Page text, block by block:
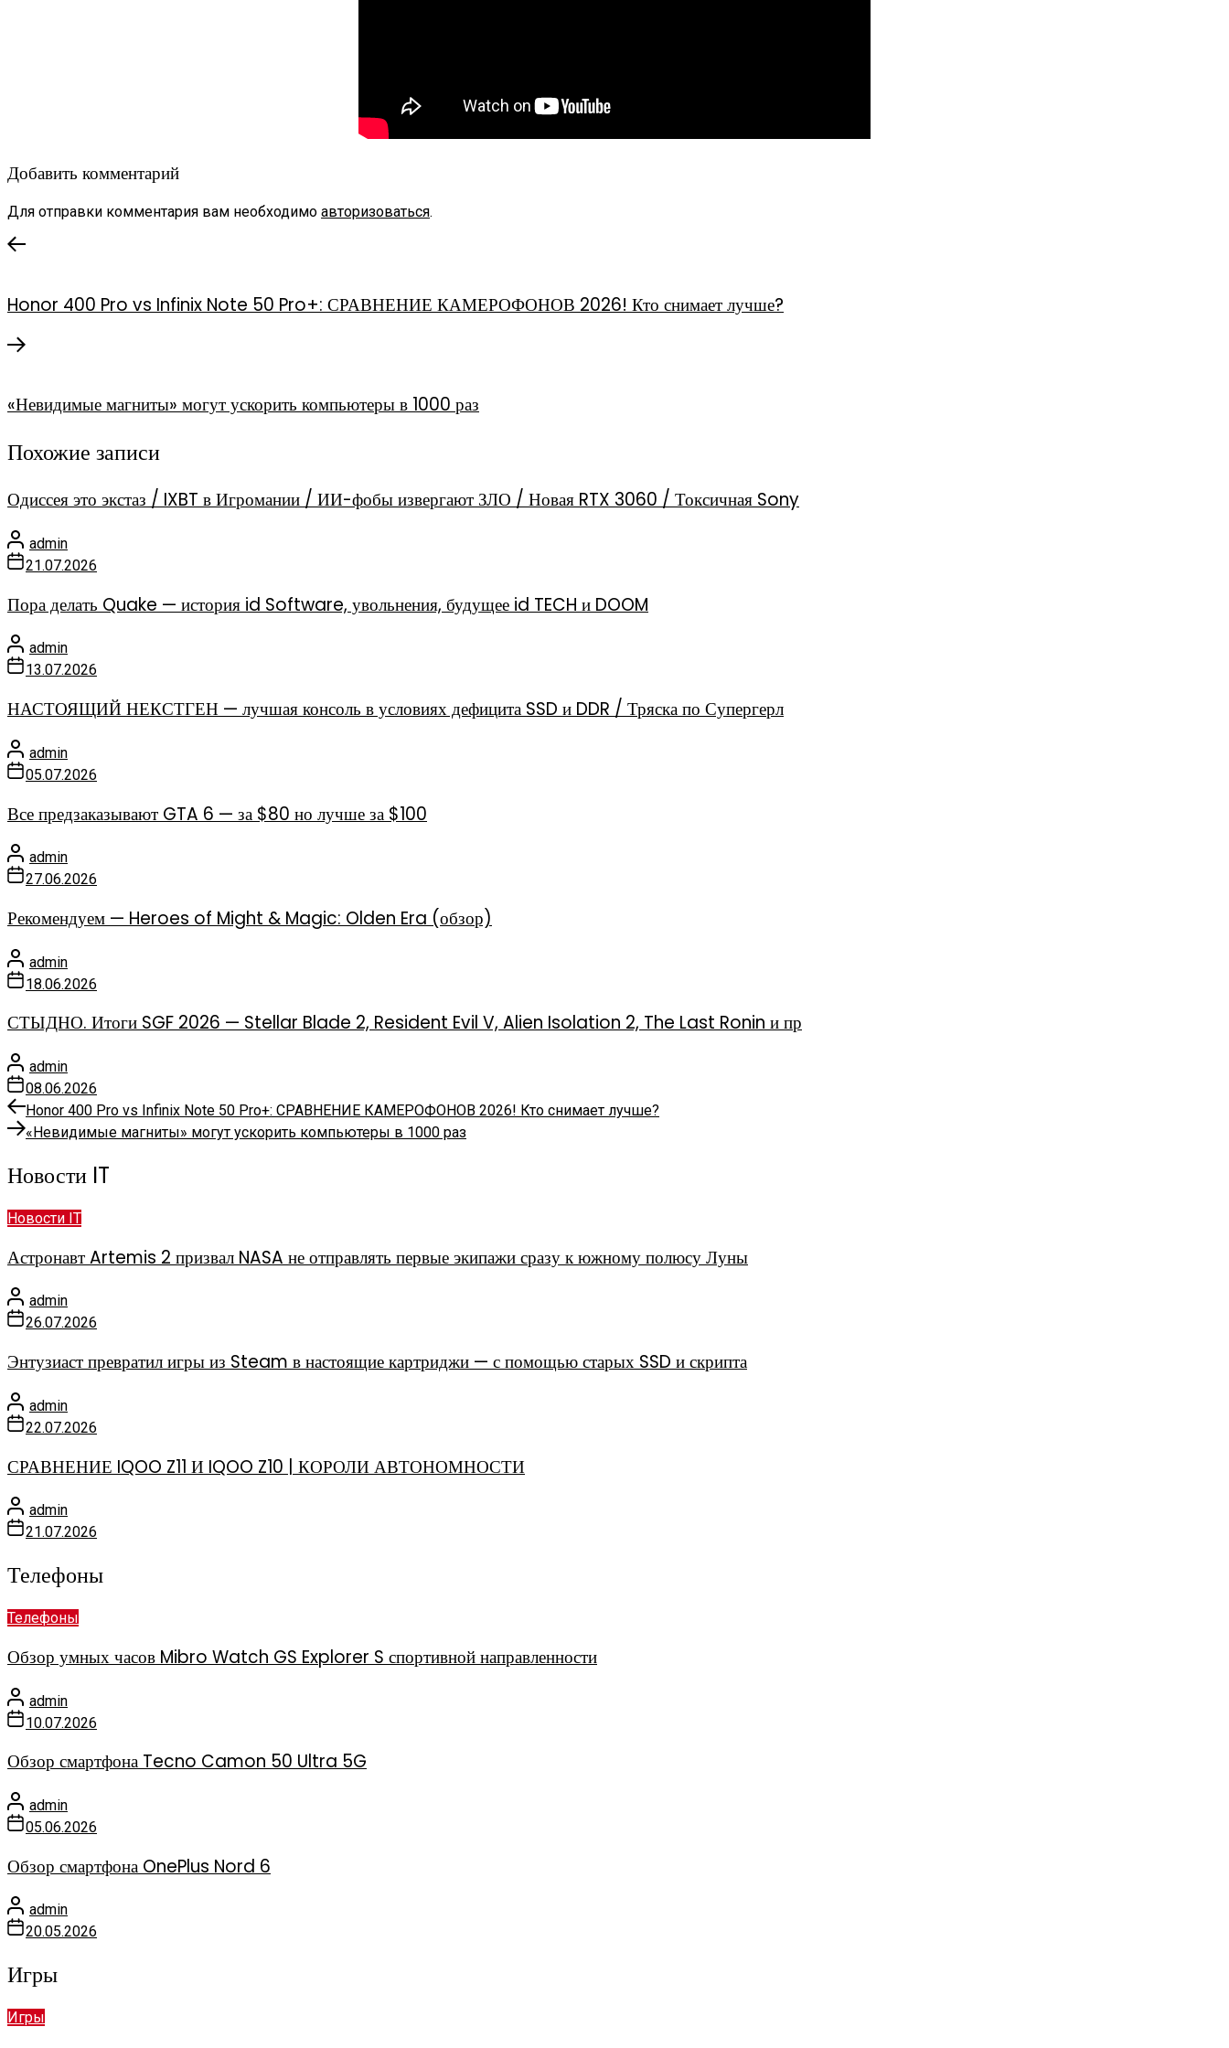
Добавить комментарий
Для отправки комментария вам необходимо авторизоваться.
Honor 400 Pro vs Infinix Note 50 Pro+: СРАВНЕНИЕ КАМЕРОФОНОВ 2026! Кто снимает лучше?
«Невидимые магниты» могут ускорить компьютеры в 1000 раз
Похожие записи
Одиссея это экстаз / IXBT в Игромании / ИИ-фобы извергают ЗЛО / Новая RTX 3060 / Токсичная Sony
admin
21.07.2026
Пора делать Quake — история id Software, увольнения, будущее id TECH и DOOM
admin
13.07.2026
НАСТОЯЩИЙ НЕКСТГЕН — лучшая консоль в условиях дефицита SSD и DDR / Тряска по Супергерл
admin
05.07.2026
Все предзаказывают GTA 6 — за $80 но лучше за $100
admin
27.06.2026
Рекомендуем — Heroes of Might & Magic: Olden Era (обзор)
admin
18.06.2026
СТЫДНО. Итоги SGF 2026 — Stellar Blade 2, Resident Evil V, Alien Isolation 2, The Last Ronin и пр
admin
08.06.2026
Навигация
по
записям
Предыдущая
запись:
Honor 400 Pro vs Infinix Note 50 Pro+: СРАВНЕНИЕ КАМЕРОФОНОВ 2026! Кто снимает лучше?
Следующая
запись:
«Невидимые магниты» могут ускорить компьютеры в 1000 раз
Новости IT
Новости IT
Астронавт Artemis 2 призвал NASA не отправлять первые экипажи сразу к южному полюсу Луны
admin
26.07.2026
Энтузиаст превратил игры из Steam в настоящие картриджи — с помощью старых SSD и скрипта
admin
22.07.2026
СРАВНЕНИЕ IQOO Z11 И IQOO Z10 | КОРОЛИ АВТОНОМНОСТИ
admin
21.07.2026
Телефоны
Телефоны
Обзор умных часов Mibro Watch GS Explorer S спортивной направленности
admin
10.07.2026
Обзор смартфона Tecno Camon 50 Ultra 5G
admin
05.06.2026
Обзор смартфона OnePlus Nord 6
admin
20.05.2026
Игры
Игры